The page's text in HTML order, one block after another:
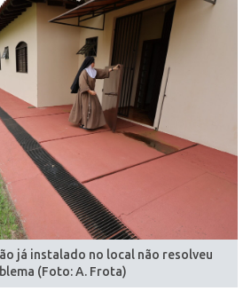
já instalado no local não resolveu
(Foto: A. Frota)